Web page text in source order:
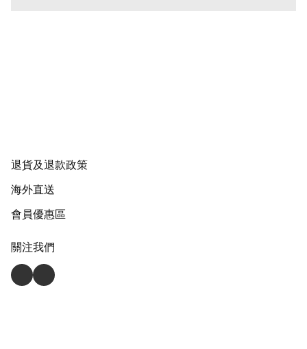
退貨及退款政策
海外直送
會員優惠區
關注我們